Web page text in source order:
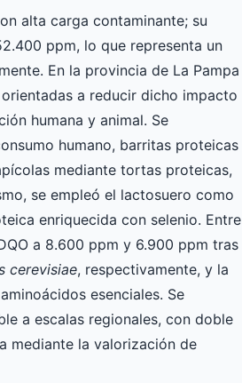
alta carga contaminante; su
ppm, lo que representa un
En la provincia de La Pampa
a reducir dicho impacto
humana y animal. Se
humano, barritas proteicas
mediante tortas proteicas,
se empleó el lactosuero como
enriquecida con selenio. Entre
a 8.600 ppm y 6.900 ppm tras
cerevisiae, respectivamente, y la
esenciales. Se
a escalas regionales, con doble
mediante la valorización de